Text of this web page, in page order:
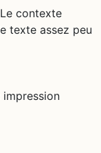
contexte
texte assez peu